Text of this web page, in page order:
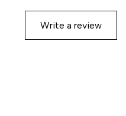
Write a review